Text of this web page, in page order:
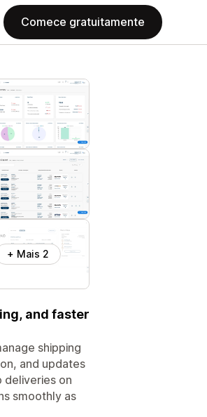
Comece gratuitamente
+ Mais 2
and faster
shipping
and updates
deliveries on
smoothly as